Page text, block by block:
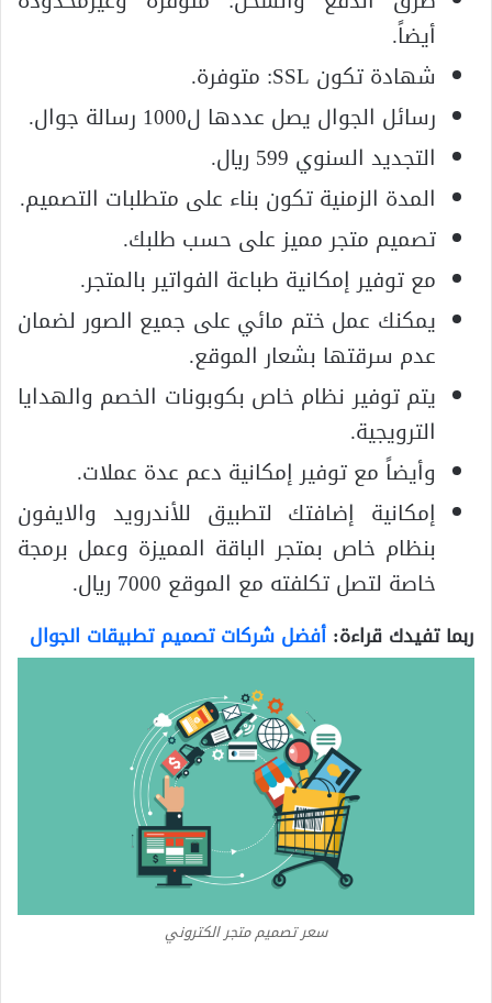
أيضاً.
شهادة تكون SSL: متوفرة.
رسائل الجوال يصل عددها ل1000 رسالة جوال.
التجديد السنوي 599 ريال.
المدة الزمنية تكون بناء على متطلبات التصميم.
تصميم متجر مميز على حسب طلبك.
مع توفير إمكانية طباعة الفواتير بالمتجر.
يمكنك عمل ختم مائي على جميع الصور لضمان
عدم سرقتها بشعار الموقع.
يتم توفير نظام خاص بكوبونات الخصم والهدايا
الترويجية.
وأيضاً مع توفير إمكانية دعم عدة عملات.
إمكانية إضافتك لتطبيق للأندرويد والايفون
بنظام خاص بمتجر الباقة المميزة وعمل برمجة
خاصة لتصل تكلفته مع الموقع 7000 ريال.
ربما تفيدك قراءة: أفضل شركات تصميم تطبيقات الجوال
سعر تصميم متجر الكتروني